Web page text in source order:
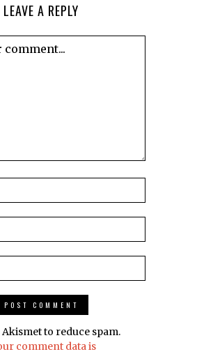
LEAVE A REPLY
Akismet to reduce spam.
comment data is